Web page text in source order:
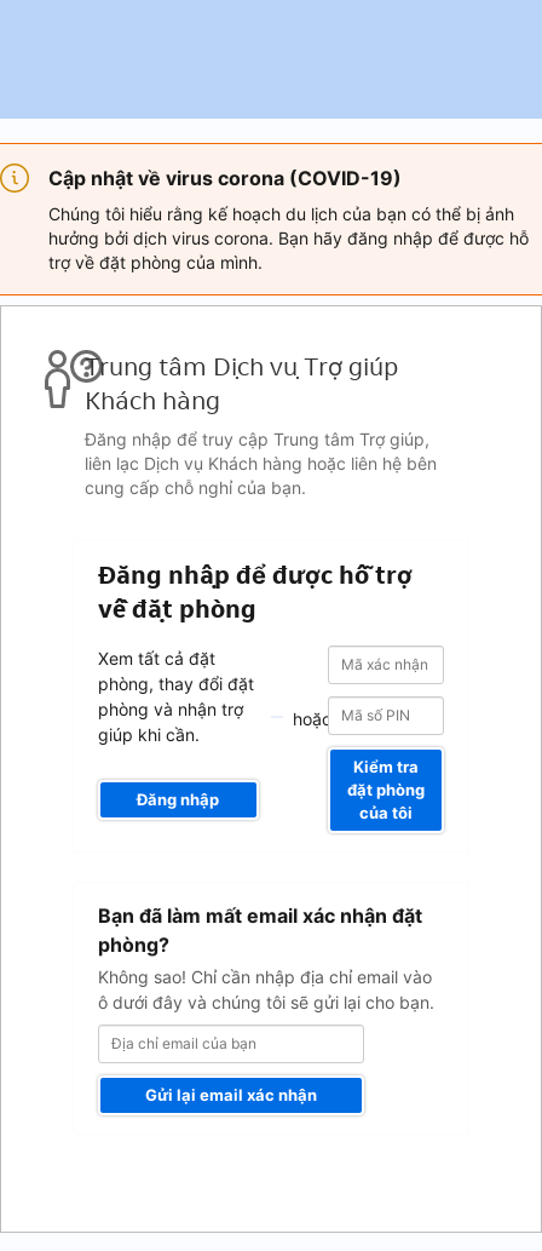
Cập nhật về virus corona (COVID-19)
Chúng tôi hiểu rằng kế hoạch du lịch của bạn có thể bị ảnh
hưởng bởi dịch virus corona. Bạn hãy đăng nhập để được hỗ
trợ về đặt phòng của mình.
Trung tâm Dịch vụ Trợ giúp
Khách hàng
Đăng nhập để truy cập Trung tâm Trợ giúp,
liên lạc Dịch vụ Khách hàng hoặc liên hệ bên
cung cấp chỗ nghỉ của bạn.
Đăng nhập để được hỗ trợ
về đặt phòng
Xem tất cả đặt
phòng, thay đổi đặt
phòng và nhận trợ
giúp khi cần.
Đăng nhập
hoặc
xác
nhận
Mã
nhận
Kiểm tra
đặt phòng
của tôi
Bạn đã làm mất email xác nhận đặt
phòng?
Không sao! Chỉ cần nhập địa chỉ email vào
ô dưới đây và chúng tôi sẽ gửi lại cho bạn.
email
Gửi lại email xác nhận